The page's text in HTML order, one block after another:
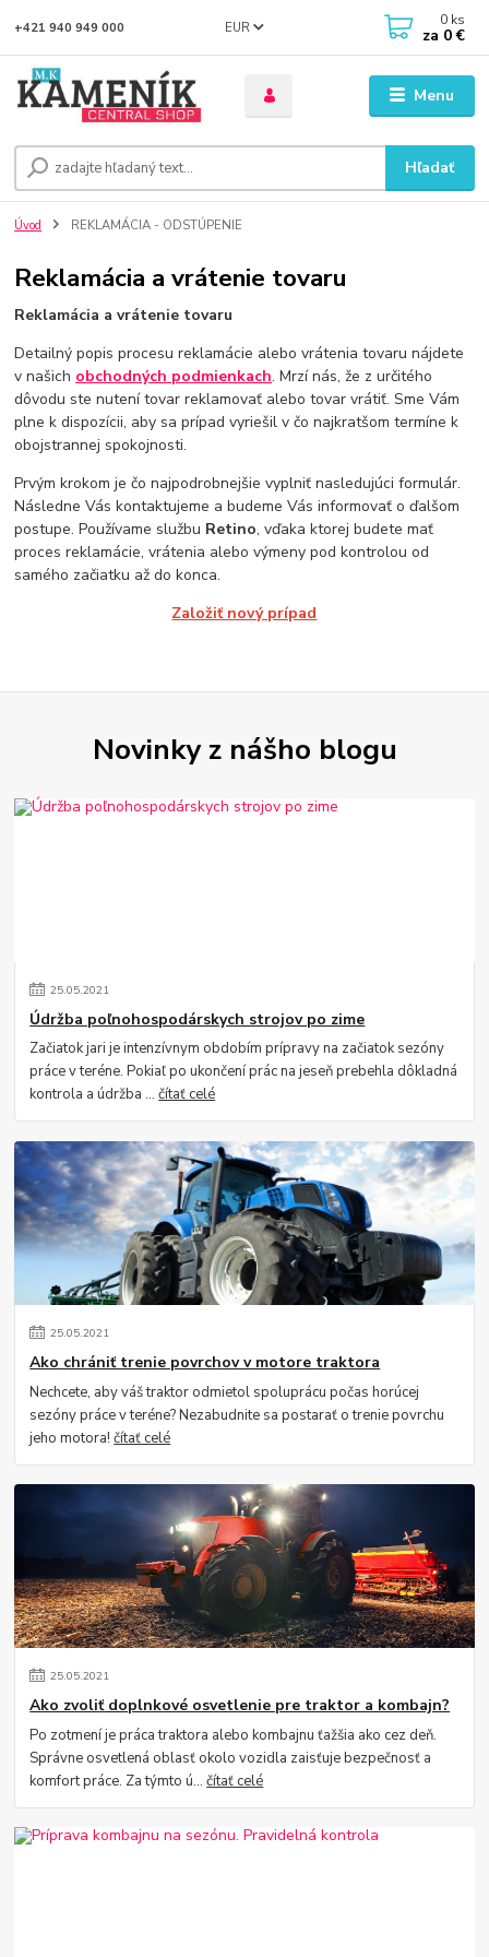
Menu
EUR
Hľadať
+421 940 949 000 0 ks
za 0 €
Úvod REKLAMÁCIA - ODSTÚPENIE
Reklamácia a vrátenie tovaru
Reklamácia a vrátenie tovaru
Detailný popis procesu reklamácie alebo vrátenia tovaru nájdete
v našich obchodných podmienkach. Mrzí nás, že z určitého
dôvodu ste nutení tovar reklamovať alebo tovar vrátiť. Sme Vám
plne k dispozícii, aby sa prípad vyriešil v čo najkratšom termíne k
obojstrannej spokojnosti.
Prvým krokom je čo najpodrobnejšie vyplniť nasledujúci formulár.
Následne Vás kontaktujeme a budeme Vás informovať o ďalšom
postupe. Používame službu Retino, vďaka ktorej budete mať
proces reklamácie, vrátenia alebo výmeny pod kontrolou od
samého začiatku až do konca.
Založiť nový prípad
Novinky z nášho blogu
25.05.2021
Údržba poľnohospodárskych strojov po zime
Začiatok jari je intenzívnym obdobím prípravy na začiatok sezóny
práce v teréne. Pokiaľ po ukončení prác na jeseň prebehla dôkladná
kontrola a údržba ...čítať celé
25.05.2021
Ako chrániť trenie povrchov v motore traktora
Nechcete, aby váš traktor odmietol spoluprácu počas horúcej
sezóny práce v teréne? Nezabudnite sa postarať o trenie povrchu
jeho motora!čítať celé
25.05.2021
Ako zvoliť doplnkové osvetlenie pre traktor a kombajn?
Po zotmení je práca traktora alebo kombajnu ťažšia ako cez deň.
Správne osvetlená oblasť okolo vozidla zaisťuje bezpečnosť a
komfort práce. Za týmto ú...čítať celé